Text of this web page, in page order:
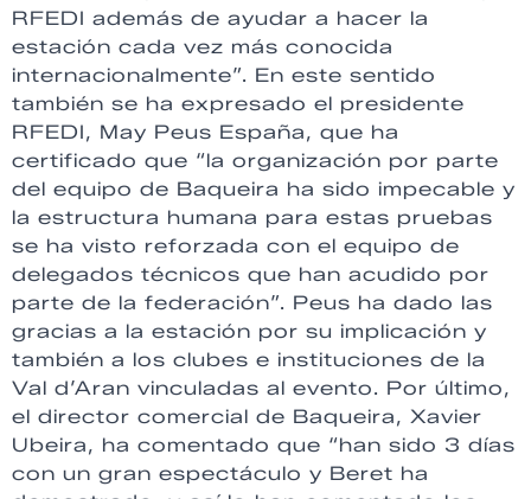
RFEDI además de ayudar a hacer la
estación cada vez más conocida
internacionalmente”. En este sentido
también se ha expresado el presidente
RFEDI, May Peus España, que ha
certificado que “la organización por parte
del equipo de Baqueira ha sido impecable y
la estructura humana para estas pruebas
se ha visto reforzada con el equipo de
delegados técnicos que han acudido por
parte de la federación”. Peus ha dado las
gracias a la estación por su implicación y
también a los clubes e instituciones de la
Val d’Aran vinculadas al evento. Por último,
el director comercial de Baqueira, Xavier
Ubeira, ha comentado que “han sido 3 días
con un gran espectáculo y Beret ha